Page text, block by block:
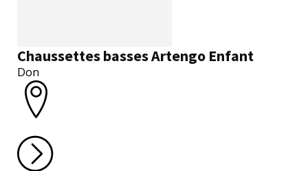
Chaussettes basses Artengo Enfant
Don